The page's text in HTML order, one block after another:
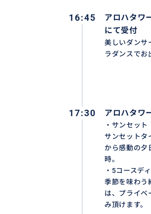
16:45
アロハタワ
にて受付
美しいダンサ
ラダンスでお
17:30 アロハタワ
・サンセット
サンセットタ
から感動の夕
時。
・5コースデ
季節を味わう
は、プライベ
み頂けます。